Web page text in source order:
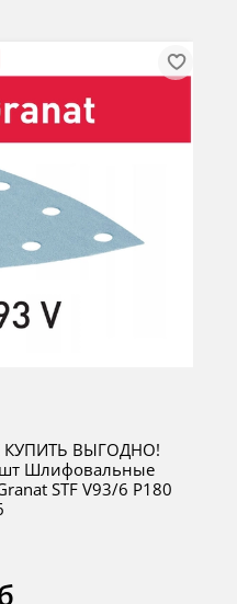
КУПИТЬ ВЫГОДНО!
Шлифовальные
STF V93/6 P180